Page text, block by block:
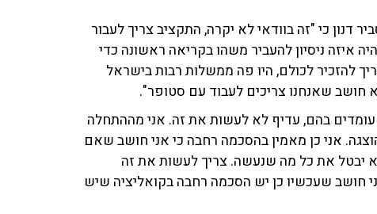
דנון כי "זה בוודאי לא יקרה, התקציב צריך לעבור
איזה ניסיון להעביר משהו בקריאה ראשונה כדי
להזכיר לכולם, היו פה ממשלות רבות בישראל
שאנחנו צריכים לעבוד עם סטופר".
עומדים בהם, עדיף לא לעשות את זה. אני מההתחלה
אני כן מאמין בהסכמה רחבה כי אני חושב שאם
יבטל את כל מה שנעשה. צריך לעשות את זה
שעכשיו כן יש הסכמה רחבה בקואליציה שיש